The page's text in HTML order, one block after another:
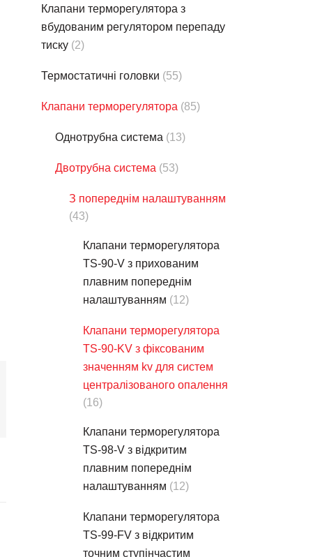
Клапани терморегулятора з
вбудованим регулятором перепаду
тиску (2)
Термостатичнi головки (55)
Клапани терморегулятора (85)
Однотрубна система (13)
Двотрубна система (53)
З попереднім налаштуванням
(43)
Клапани терморегулятора
TS-90-V з прихованим
плавним попереднім
налаштуванням (12)
Клапани терморегулятора
TS-90-KV з фіксованим
значенням kv для систем
централізованого опалення
(16)
Клапани терморегулятора
TS-98-V з відкритим
плавним попереднім
налаштуванням (12)
Клапани терморегулятора
TS-99-FV з відкритим
точним ступінчастим